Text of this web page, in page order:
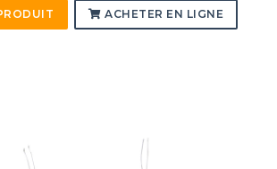
ACHETER EN LIGNE